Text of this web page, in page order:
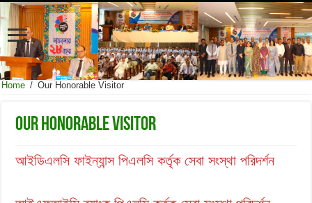
Home / Our Honorable Visitor
Our Honorable Visitor
আইডিএলসি ফাইন্যান্স পিএলসি কর্তৃক সেবা সংস্থা পরিদর্শন